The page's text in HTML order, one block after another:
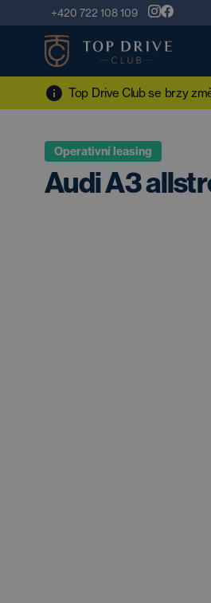
+420 722 108 109
Top Drive Club se brzy
Operativní leasing
Audi A3